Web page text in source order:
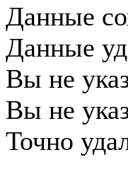
Данные
Данные
Вы не
Вы не
Точно